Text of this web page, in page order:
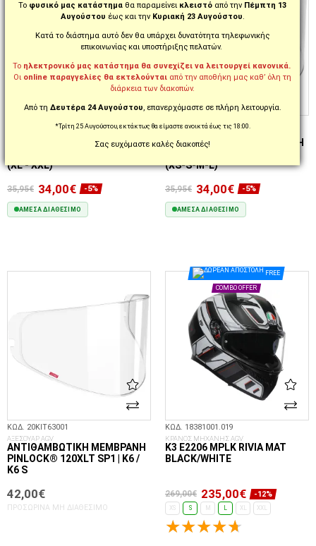
ΚΩΔ. 2018500033
ΑΝΤΙΘΑΜΒΩΤΙΚΉ ΜΕΜΒΡΆΝΗ
(XL - XXL)
35,95€ 34,00€ -5%
ΆΜΕΣΑ ΔΙΑΘΈΣΙΜΟ
ΚΩΔ. 2018500034
ΑΝΤΙΘΑΜΒΩΤΙΚΉ ΜΕΜΒΡΆΝΗ
(XS-S-M-L)
35,95€ 34,00€ -5%
ΆΜΕΣΑ ΔΙΑΘΈΣΙΜΟ
ΚΩΔ. 20KIT63001
ΑΞΕΣΟΥΑΡ AGV
ΑΝΤΙΘΑΜΒΩΤΙΚΉ ΜΕΜΒΡΆΝΗ
PINLOCK® 120XLT SP1 | K6 /
K6 S
42,00€
ΠΡΟΣΩΡΙΝΆ ΜΗ ΔΙΑΘΈΣΙΜΟ
FREE
COMBO OFFER
ΚΩΔ. 18381001.019
ΚΡΑΝΟΣ ΜΗΧΑΝΗΣ AGV
K3 E2206 MPLK RIVIA MAT
BLACK/WHITE
269,00€ 235,00€ -12%
XS S L XL XXL
Το φυσικό μας κατάστημα θα παραμείνει κλειστό από την Πέμπτη 13
Αυγούστου έως και τηνΚυριακή 23 Αυγούστου.
Κατά το διάστημα αυτό δεν θα υπάρχει δυνατότητα τηλεφωνικής
επικοινωνίας και υποστήριξης πελατών.
Το ηλεκτρονικό μας κατάστημα θα συνεχίζει να λειτουργεί κανονικά.
Οι online παραγγελίες θα εκτελούνται από την αποθήκη μας καθ’ όλη τη
διάρκεια των διακοπών.
Από τη Δευτέρα 24 Αυγούστου, επανερχόμαστε σε πλήρη λειτουργία.
*Τρίτη 25 Αυγούστου, εκτάκτως θα είμαστε ανοικτά έως τις 18:00.
Σας ευχόμαστε καλές διακοπές!